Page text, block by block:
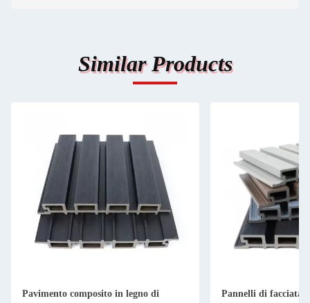
Similar Products
Pavimento composito in legno di
Pannelli di facciata